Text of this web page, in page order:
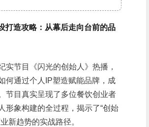
打造攻略：从幕后走向台前的品
实节目《闪光的创始人》热播，
何通过个人IP塑造赋能品牌，成
节目真实呈现了多位餐饮创业者
形象构建的全过程，揭示了“创始
新趋势的实战路径。